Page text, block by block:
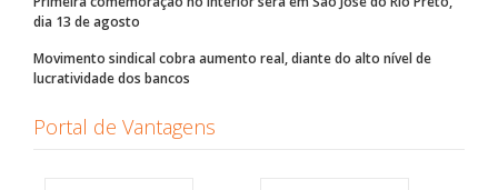
dia 13 de agosto
Movimento sindical cobra aumento real, diante do alto nível de
lucratividade dos bancos
Portal de Vantagens